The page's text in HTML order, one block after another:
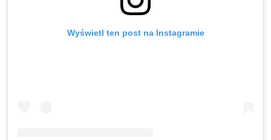
Wyświetl ten post na Instagramie